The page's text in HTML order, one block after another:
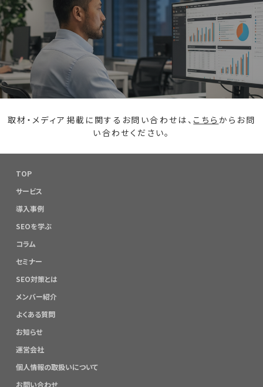
取材・メディア掲載に関するお問い合わせは、 こちら からお問
い合わせください。
TOP
サービス
導入事例
SEOを学ぶ
コラム
セミナー
SEO対策とは
メンバー紹介
よくある質問
お知らせ
運営会社
個人情報の取扱いについて
お問い合わせ